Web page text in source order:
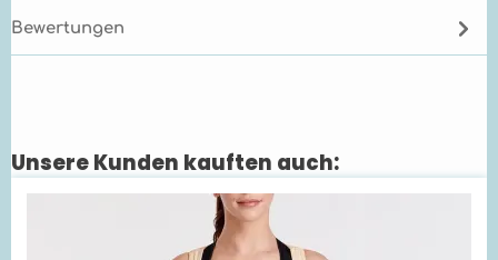
Bewertungen
Produktgalerie überspringen
Unsere Kunden kauften auch: